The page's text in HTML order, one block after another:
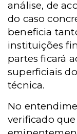
análise, de
do caso
beneficia
instituições
partes ficará
superficiais
técnica.
No
verificado